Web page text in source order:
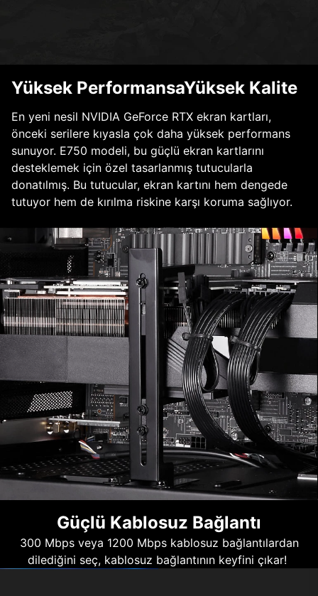
Yüksek PerformansaYüksek Kalite
En yeni nesil NVIDIA GeForce RTX ekran kartları,
önceki serilere kıyasla çok daha yüksek performans
sunuyor. E750 modeli, bu güçlü ekran kartlarını
desteklemek için özel tasarlanmış tutucularla
donatılmış. Bu tutucular, ekran kartını hem dengede
tutuyor hem de kırılma riskine karşı koruma sağlıyor.
Güçlü Kablosuz Bağlantı
300 Mbps veya 1200 Mbps kablosuz bağlantılardan
dilediğini seç, kablosuz bağlantının keyfini çıkar!